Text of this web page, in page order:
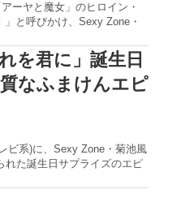
ーヤと魔女」のヒロイン・
と呼びかけ、Sexy Zone・
を君に」誕生日
なふまけんエピ
ビ系)に、Sexy Zone・菊池風
れた誕生日サプライズのエピ